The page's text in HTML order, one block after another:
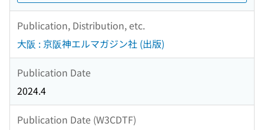
Publication, Distribution, etc.
大阪 : 京阪神エルマガジン社 (出版)
Publication Date
2024.4
Publication Date (W3CDTF)